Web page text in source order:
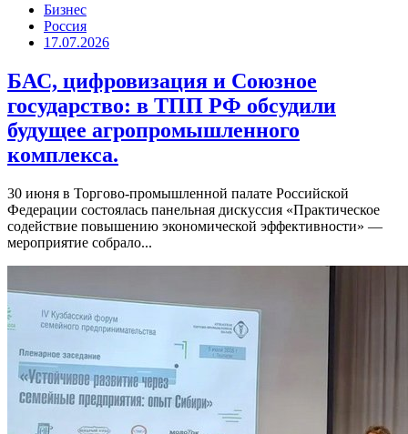
Бизнес
Россия
17.07.2026
БАС, цифровизация и Союзное
государство: в ТПП РФ обсудили
будущее агропромышленного
комплекса.
30 июня в Торгово-промышленной палате Российской
Федерации состоялась панельная дискуссия «Практическое
содействие повышению экономической эффективности» —
мероприятие собрало...